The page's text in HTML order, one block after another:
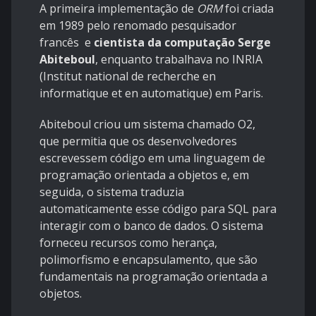
A primeira implementação de ORMfoi criada
em 1989 pelo renomado pesquisador
francês e cientista da computação Serge
Abiteboul, enquanto trabalhava no INRIA
(Institut national de recherche en
informatique et en automatique) em Paris.
Abiteboul criou um sistema chamado O2,
que permitia que os desenvolvedores
escrevessem código em uma linguagem de
programação orientada a objetos e, em
seguida, o sistema traduzia
automaticamente esse código para SQL para
interagir com o banco de dados. O sistema
forneceu recursos como herança,
polimorfismo e encapsulamento, que são
fundamentais na programação orientada a
objetos.